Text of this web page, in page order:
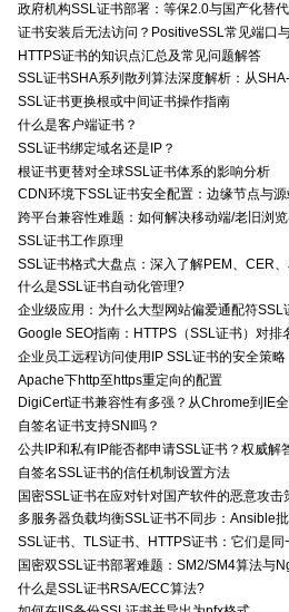
政府机构SSL证书部署：等保2.0与国产化替
证书安装后无法访问？PositiveSSL常见端口
HTTPS证书的知识点汇总及常见问题解答
SSL证书更换根或中间证书操作指南
什么是客户端证书？
SSL证书绑定域名还是IP？
根证书更替对全球SSL证书体系的影响分析
CDN环境下SSL证书安全配置：边缘节点与源
跨平台兼容性难题：如何解决移动端/老旧浏
SSL证书工作原理
SSL证书格式大盘点：深入了解PEM、CER
什么是SSL证书自动化管理?
企业级应用：为什么大型网站偏爱通配符SSL
Google SEO指南：HTTPS（SSL证书）对排
企业员工远程访问使用IP SSL证书的安全策略
Apache下http至https重定向的配置
DigiCert证书兼容性有多强？从Chrome到IE
自签名证书支持SNI吗？
公共IP和私有IP能否都申请SSL证书？权威解
自签名SSL证书的信任机制设置方法
国密SSL证书在应对针对国产软件的恶意攻击
多服务器负载均衡SSL证书不同步：Ansible
SSL证书、TLS证书、HTTPS证书：它们是同
国密双SSL证书部署难题：SM2/SM4算法与
什么是SSL证书RSA/ECC算法?